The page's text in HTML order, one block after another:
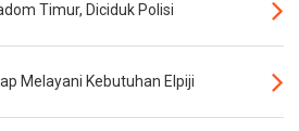
Timur, Diciduk Polisi
Melayani Kebutuhan Elpiji